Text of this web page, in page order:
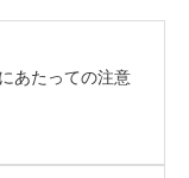
あたっての注意